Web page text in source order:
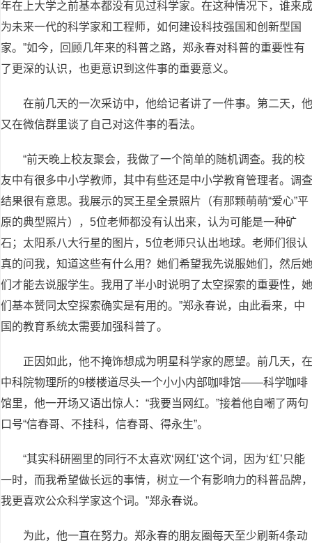
年在上大学之前基本都没有见过科学家。在这种情况下，谁来成
为未来一代的科学家和工程师，如何建设科技强国和创新型国
家。”如今，回顾几年来的科普之路，郑永春对科普的重要性有
了更深的认识，也更意识到这件事的重要意义。
在前几天的一次采访中，他给记者讲了一件事。第二天，他
又在微信群里谈了自己对这件事的看法。
“前天晚上校友聚会，我做了一个简单的随机调查。我的校
友中有很多中小学教师，其中有些还是中小学教育管理者。调查
结果很有意思。我展示的冥王星全景照片（有那颗萌萌“爱心”平
原的典型照片），5位老师都没有认出来，认为可能是一种矿
石；太阳系八大行星的图片，5位老师只认出地球。老师们很认
真的问我，知道这些有什么用？她们希望我先说服她们，然后她
们才能去说服学生。我用了半小时说明了太空探索的重要性，她
们基本赞同太空探索确实是有用的。”郑永春说，由此看来，中
国的教育系统太需要加强科普了。
正因如此，他不掩饰想成为明星科学家的愿望。前几天，在
中科院物理所的9楼楼道尽头一个小小内部咖啡馆——科学咖啡
馆里，他一开场又语出惊人：“我要当网红。”接着他自嘲了两句
口号“信春哥、不挂科，信春哥、得永生”。
“其实科研圈里的同行不太喜欢‘网红’这个词，因为‘红’只能
一时，而我希望做长远的事情，树立一个有影响力的科普品牌，
我更喜欢公众科学家这个词。”郑永春说。
为此，他一直在努力。郑永春的朋友圈每天至少刷新4条动